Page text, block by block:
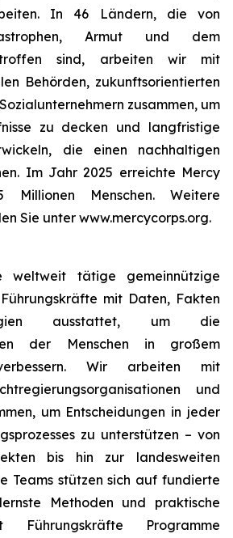
In 46 Ländern, die von
Armut und dem
sind, arbeiten wir mit
Behörden, zukunftsorientierten
zusammen, um
zu decken und langfristige
die einen nachhaltigen
Im Jahr 2025 erreichte Mercy
Millionen Menschen. Weitere
Sie unter www.mercycorps.org.
weltweit tätige gemeinnützige
mit Daten, Fakten
ausstattet, um die
der Menschen in großem
Wir arbeiten mit
und
um Entscheidungen in jeder
zu unterstützen – von
bis hin zur landesweiten
Teams stützen sich auf fundierte
Methoden und praktische
Führungskräfte Programme